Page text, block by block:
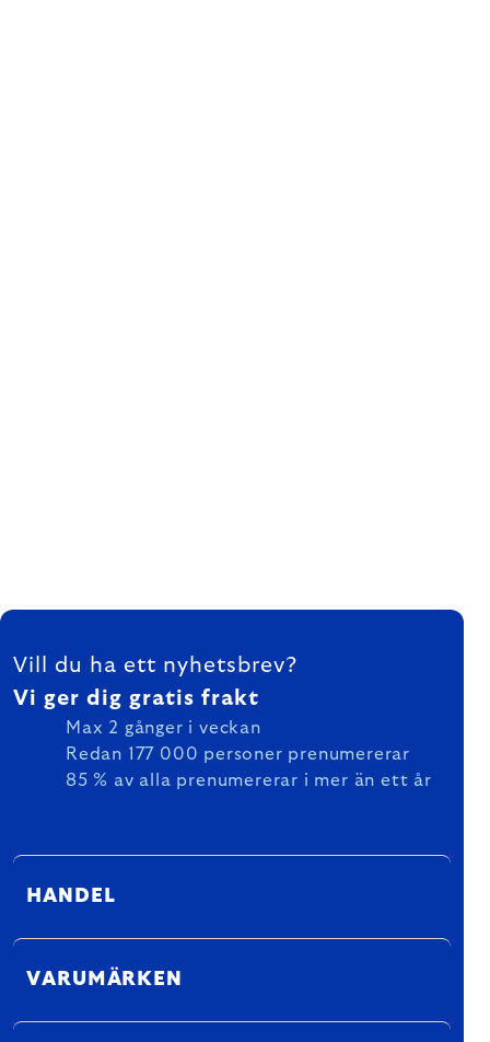
FOOTER
Vill du ha ett nyhetsbrev?
Vi ger dig gratis frakt
Max 2 gånger i veckan
Redan 177 000 personer prenumererar
85 % av alla prenumererar i mer än ett år
HANDEL
VARUMÄRKEN